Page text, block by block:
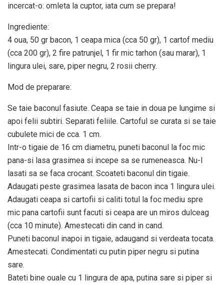
incercat-o: omleta la cuptor, iata cum se prepara!
Ingrediente:
4 oua, 50 gr bacon, 1 ceapa mica (cca 50 gr), 1 cartof mediu
(cca 200 gr), 2 fire patrunjel, 1 fir mic tarhon (sau marar), 1
lingura ulei, sare, piper negru, 2 rosii cherry.
Mod de preparare:
Se taie baconul fasiute. Ceapa se taie in doua pe lungime si
apoi felii subtiri. Separati feliile. Cartoful se curata si se taie
cubulete mici de cca. 1 cm.
Intr-o tigaie de 16 cm diametru, puneti baconul la foc mic
pana-si lasa grasimea si incepe sa se rumeneasca. Nu-l
lasati sa se faca crocant. Scoateti baconul din tigaie.
Adaugati peste grasimea lasata de bacon inca 1 lingura ulei.
Adaugati ceapa si cartofii si caliti totul la foc mediu spre
mic pana cartofii sunt facuti si ceapa are un miros dulceag
(cca 10 minute). Amestecati din cand in cand.
Puneti baconul inapoi in tigaie, adaugand si verdeata tocata.
Amestecati. Condimentati cu putin piper negru si putina
sare.
Bateti bine ouale cu 1 lingura de apa, putina sare si piper si